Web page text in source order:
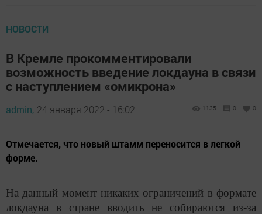
НОВОСТИ
В Кремле прокомментировали
возможность введение локдауна в связи
с наступлением «омикрона»
admin, 24 января 2022 - 16:02 1135 0 0
Отмечается, что новый штамм переносится в легкой
форме.
На данный момент никаких ограничений в формате
локдауна в стране вводить не собираются из-за